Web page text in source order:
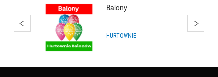
Balony
HURTOWNIE